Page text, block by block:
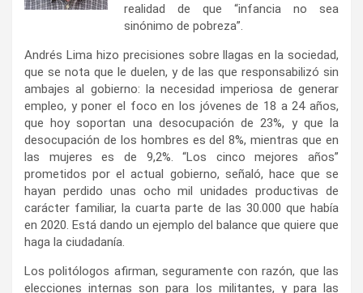
realidad de que “infancia no sea
sinónimo de pobreza”.
Andrés Lima hizo precisiones sobre llagas en la sociedad,
que se nota que le duelen, y de las que responsabilizó sin
ambajes al gobierno: la necesidad imperiosa de generar
empleo, y poner el foco en los jóvenes de 18 a 24 años,
que hoy soportan una desocupación de 23%, y que la
desocupación de los hombres es del 8%, mientras que en
las mujeres es de 9,2%. “Los cinco mejores años”
prometidos por el actual gobierno, señaló, hace que se
hayan perdido unas ocho mil unidades productivas de
carácter familiar, la cuarta parte de las 30.000 que había
en 2020. Está dando un ejemplo del balance que quiere que
haga la ciudadanía.
Los politólogos afirman, seguramente con razón, que las
elecciones internas son para los militantes, y para las